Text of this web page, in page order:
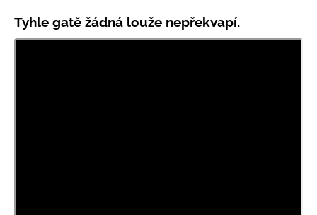
Tyhle gatě žádná louže nepřekvapí.